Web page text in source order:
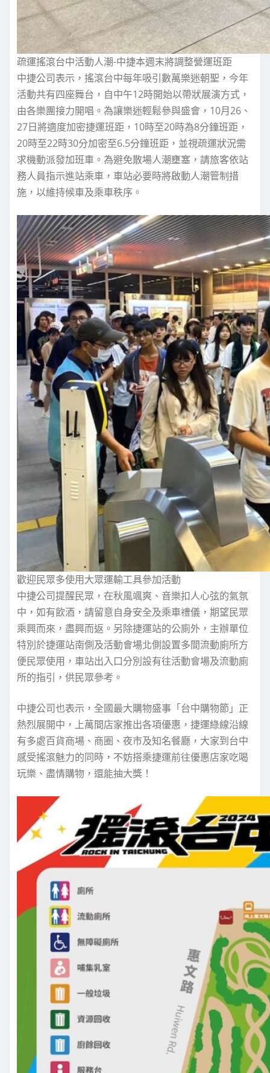
疏運搖滾台中活動人潮-中捷本週末將調整營運班距
中捷公司表示，搖滾台中每年吸引數萬樂迷朝聖，今年
活動共有四座舞台，自中午12時開始以帶狀展演方式，
由各樂團接力開唱。為讓樂迷輕鬆參與盛會，10月26、
27日將適度加密捷運班距，10時至20時為8分鐘班距，
20時至22時30分加密至6.5分鐘班距，並視疏運狀況需
求機動派發加班車。為避免散場人潮壅塞，請旅客依站
務人員指示進站乘車，車站必要時將啟動人潮管制措
施，以維持候車及乘車秩序。
歡迎民眾多使用大眾運輸工具參加活動
中捷公司提醒民眾，在秋風颯爽、音樂扣人心弦的氣氛
中，如有飲酒，請留意自身安全及乘車禮儀，期望民眾
乘興而來，盡興而返。另除捷運站的公廁外，主辦單位
特別於捷運站南側及活動會場北側設置多間流動廁所方
便民眾使用，車站出入口分別設有往活動會場及流動廁
所的指引，供民眾參考。
中捷公司也表示，全國最大購物盛事「台中購物節」正
熱烈展開中，上萬間店家推出各項優惠，捷運綠線沿線
有多處百貨商場、商圈、夜市及知名餐廳，大家到台中
感受搖滾魅力的同時，不妨搭乘捷運前往優惠店家吃喝
玩樂、盡情購物，還能抽大獎！